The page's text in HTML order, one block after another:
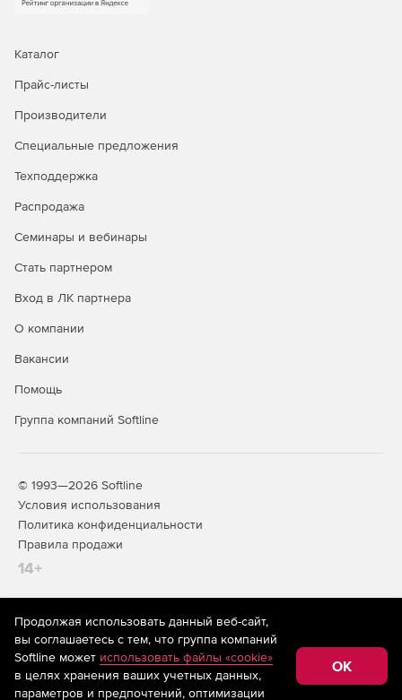
Каталог
Прайс-листы
Производители
Специальные предложения
Техподдержка
Распродажа
Семинары и вебинары
Стать партнером
Вход в ЛК партнера
О компании
Вакансии
Помощь
Группа компаний Softline
© 1993—2026 Softline
Условия использования
Политика конфиденциальности
Правила продажи
14+
На информационном ресурсе store.softline.ru применяются
рекомендательные технологии(информационные технологии
предоставления информации на основе сбора,
систематизации и анализа сведений, относящихся к
предпочтениям пользователей сети «Интернет»,
Продолжая использовать данный веб-сайт,
вы соглашаетесь с тем, что группа компаний
Softline может использовать файлы «cookie»
в целях хранения ваших учетных данных,
параметров и предпочтений, оптимизации
OK